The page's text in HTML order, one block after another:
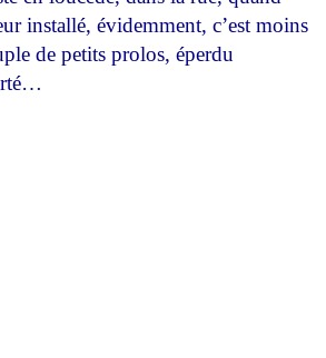
installé, évidemment, c’est moins
de petits prolos, éperdu